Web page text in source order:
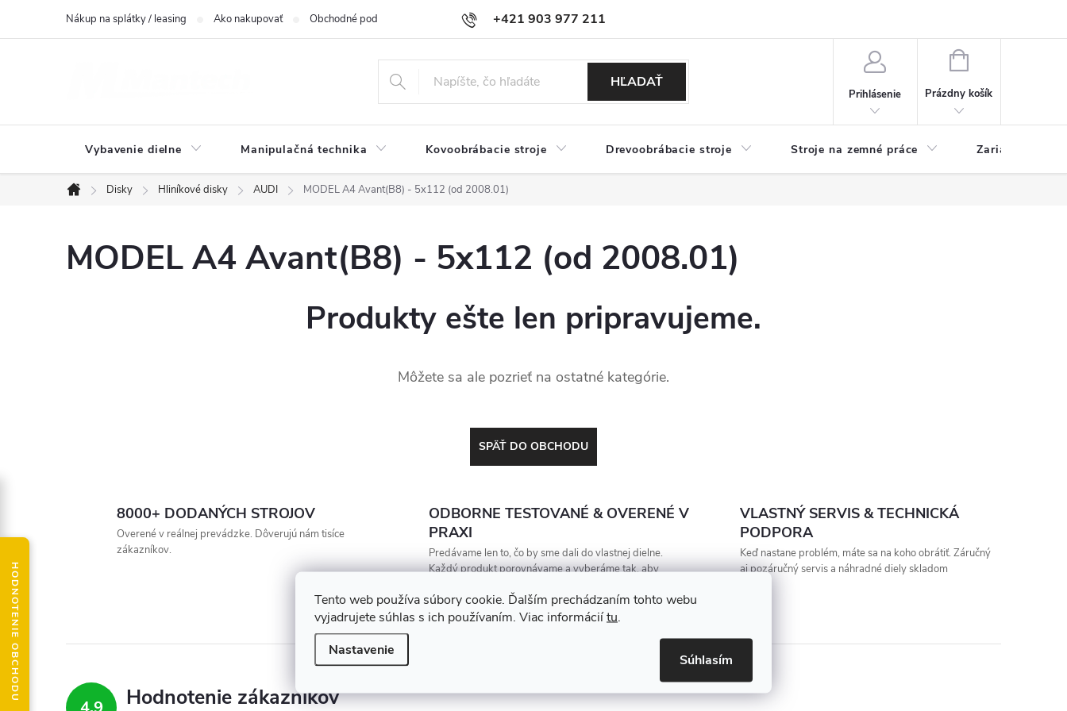
Tento web používa súbory cookie. Ďalším prechádzaním tohto webu
vyjadrujete súhlas s ich používaním. Viac informáciítu.
Nastavenie
Súhlasím
+421 903 977 211
Nákup na splátky / leasing Ako nakupovať Obchodné podmienky Podmienky ochrany osobných údajov
HĽADAŤ
Prihlásenie
NÁKUPNÝ
Prázdny košík
Vybavenie dielne Manipulačná technika Kovoobrábacie stroje Drevoobrábacie stroje Stroje na zemné práce Zariadenia na
Domov
Disky Hliníkové disky AUDI MODEL A4 Avant(B8) - 5x112 (od 2008.01)
MODEL A4 Avant(B8) - 5x112 (od 2008.01)
Produkty ešte len pripravujeme.
Môžete sa ale pozrieť na ostatné kategórie.
SPÄŤ DO OBCHODU
8000+ DODANÝCH STROJOV
Overené v reálnej prevádzke. Dôverujú nám tisíce
zákazníkov.
ODBORNE TESTOVANÉ & OVERENÉ V
PRAXI
Predávame len to, čo by sme dali do vlastnej dielne.
Každý produkt porovnávame a vyberáme tak, aby
VLASTNÝ SERVIS & TECHNICKÁ
PODPORA
Keď nastane problém, máte sa na koho obrátiť. Záručný
aj pozáručný servis a náhradné diely skladom
Hodnotenie zákazníkov
HODNOTENIE OBCHODU